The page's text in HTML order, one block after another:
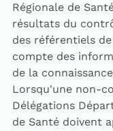
Régionale de
résultats du
des référentiels
compte des
de la
Lorsqu'une non-
Délégations
de Santé doivent